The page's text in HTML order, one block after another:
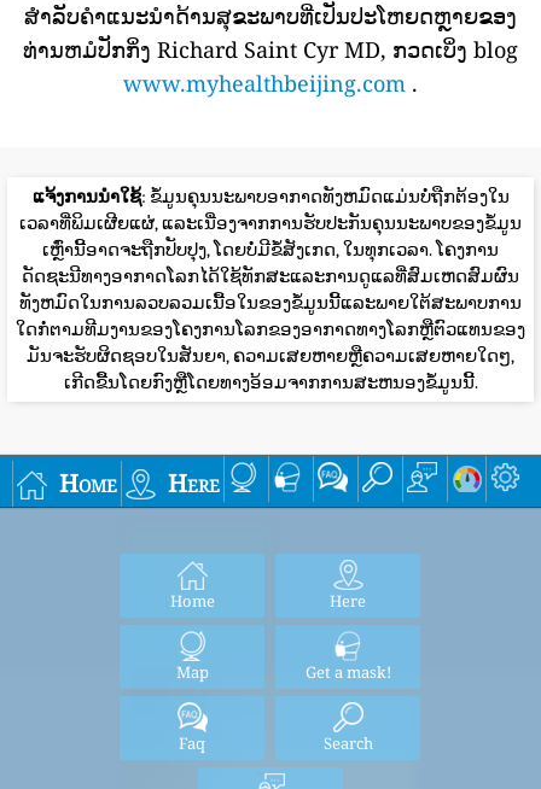
ສໍາລັບຄໍາແນະນໍາດ້ານສຸຂະພາບທີ່ເປັນປະໂຫຍດຫຼາຍຂອງ
ທ່ານຫມໍປັກກິ່ງ Richard Saint Cyr MD, ກວດເບິ່ງ blog
www.myhealthbeijing.com .
ແຈ້ງການນໍາໃຊ້: ຂໍ້ມູນຄຸນນະພາບອາກາດທັງຫມົດແມ່ນບໍ່ຖືກຕ້ອງໃນ
ເວລາທີ່ພິມເຜີຍແຜ່, ແລະເນື່ອງຈາກການຮັບປະກັນຄຸນນະພາບຂອງຂໍ້ມູນ
ເຫຼົ່ານີ້ອາດຈະຖືກປັບປຸງ, ໂດຍບໍ່ມີຂໍ້ສັງເກດ, ໃນທຸກເວລາ. ໂຄງການ
ດັດຊະນີທາງອາກາດໂລກໄດ້ໃຊ້ທັກສະແລະການດູແລທີ່ສົມເຫດສົມຜົນ
ທັງຫມົດໃນການລວບລວມເນື້ອໃນຂອງຂໍ້ມູນນີ້ແລະພາຍໃຕ້ສະພາບການ
ໃດກໍ່ຕາມທີມງານຂອງໂຄງການໂລກຂອງອາກາດທາງໂລກຫຼືຕົວແທນຂອງ
ມັນຈະຮັບຜິດຊອບໃນສັນຍາ, ຄວາມເສຍຫາຍຫຼືຄວາມເສຍຫາຍໃດໆ,
ເກີດຂື້ນໂດຍກົງຫຼືໂດຍທາງອ້ອມຈາກການສະຫນອງຂໍ້ມູນນີ້.
Home Here
Home Here
Map Get a mask!
Faq Search